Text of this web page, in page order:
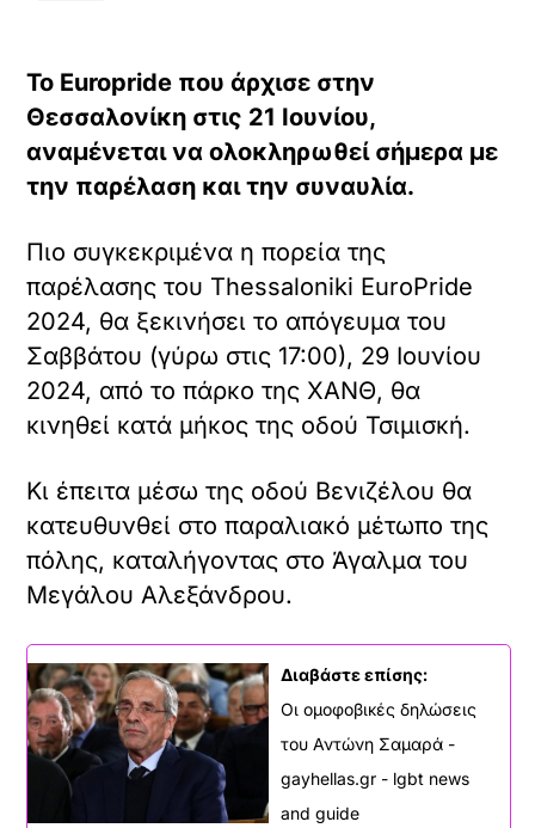
Το Europride που άρχισε στην
Θεσσαλονίκη στις 21 Ιουνίου,
αναμένεται να ολοκληρωθεί σήμερα με
την παρέλαση και την συναυλία.
Πιο συγκεκριμένα η πορεία της
παρέλασης του Thessaloniki EuroPride
2024, θα ξεκινήσει το απόγευμα του
Σαββάτου (γύρω στις 17:00), 29 Ιουνίου
2024, από το πάρκο της ΧΑΝΘ, θα
κινηθεί κατά μήκος της οδού Τσιμισκή.
Κι έπειτα μέσω της οδού Βενιζέλου θα
κατευθυνθεί στο παραλιακό μέτωπο της
πόλης, καταλήγοντας στο Άγαλμα του
Μεγάλου Αλεξάνδρου.
Διαβάστε επίσης:
Οι ομοφοβικές δηλώσεις
του Αντώνη Σαμαρά -
gayhellas.gr - lgbt news
and guide